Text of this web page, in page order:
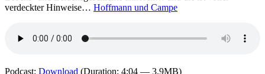
verdeckter Hinweise… Hoffmann und Campe
Podcast: Download (Duration: 4:04 — 3.9MB)